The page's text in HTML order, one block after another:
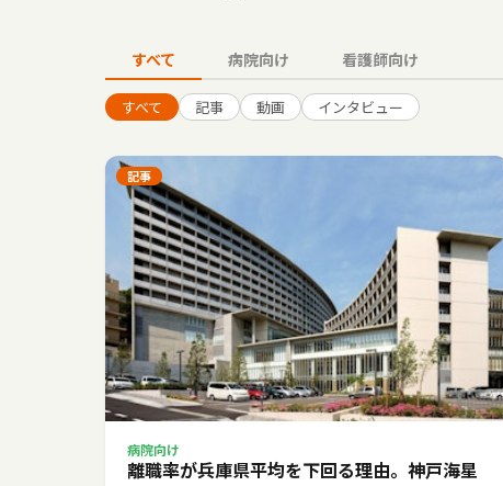
すべて 病院向け 看護師向け
すべて 記事 動画 インタビュー
記事
病院向け
離職率が兵庫県平均を下回る理由。神戸海星